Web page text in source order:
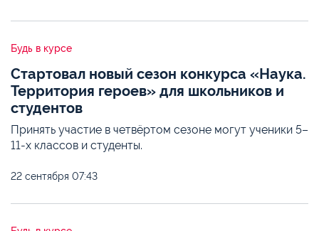
Будь в курсе
Стартовал новый сезон конкурса «Наука.
Территория героев» для школьников и
студентов
Принять участие в четвёртом сезоне могут ученики 5–
11-х классов и студенты.
22 сентября 07:43